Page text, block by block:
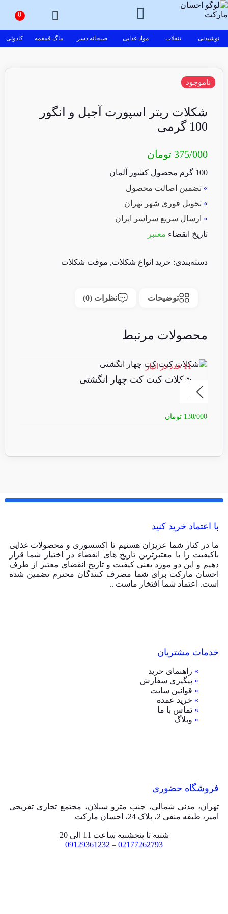
نوشیدنی تنقلات مواد غذایی صبحانه دسر ماگ قمقمه کادوئی
شکلات ریتر اسپورت آجیل و انگور
100 گرمی
375/000 تومان
100 گرم محصول کشور آلمان
» تضمین اصالت محصول
» تحویل فوری شهر تهران
» ارسال سریع سراسر ایران
تاریخ انقضاء معتبر
ناموجود
دسته‌بندی: خرید انواع شکلات, موقت شکلات
توضیحات نظرات (0)
محصولات مرتبط
11 عدد در انبار
شکلات کیت کت چهار انگشتی
130/000 تومان
با اعتماد خرید کنید
ما در کنار شما عزیزان هستیم تا اکسسوری و محصولات غذایی
باکیفیت را با معتبرترین تاریخ های انقضاء در اختیار شما قرار
دهیم و این دو مورد یعنی کیفیت و تاریخ انقضای معتبر از طرف
احسان مارکت برای شما مصرف کنندگان محترم تضمین شده
است. اعتماد شما افتخار ماست ..
خدمات مشتریان
» راهنمای خرید
» پیگیری سفارش
» قوانین سایت
» خرید عمده
» تماس با ما
» وبلاگ
فروشگاه حضوری
تهران، مدنی شمالی، جنب مترو سبلان، مجتمع تجاری تفریحی
امیر، طبقه منفی 2، پلاک 24، احسان مارکت
شنبه تا پنجشنبه ساعت 11 الی 20
02177262793
–
09129361232